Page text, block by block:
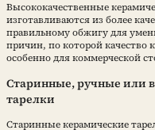
Высококачественные
изготавливаются из более
правильному обжигу для
причин, по которой качество
особенно для коммерческой
Старинные, ручные или
тарелки
Старинные керамические